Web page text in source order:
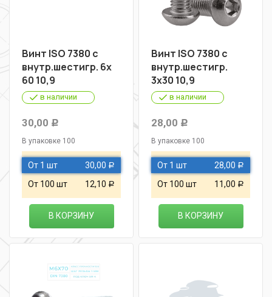
Винт ISO 7380 с
внутр.шестигр. 6х
60 10,9
в наличии
30,00 Р
В упаковке 100
От 1 шт 30,00 Р
От 100 шт 12,10 Р
В КОРЗИНУ
Винт ISO 7380 с
внутр.шестигр.
3х30 10,9
в наличии
28,00 Р
В упаковке 100
От 1 шт 28,00 Р
От 100 шт 11,00 Р
В КОРЗИНУ